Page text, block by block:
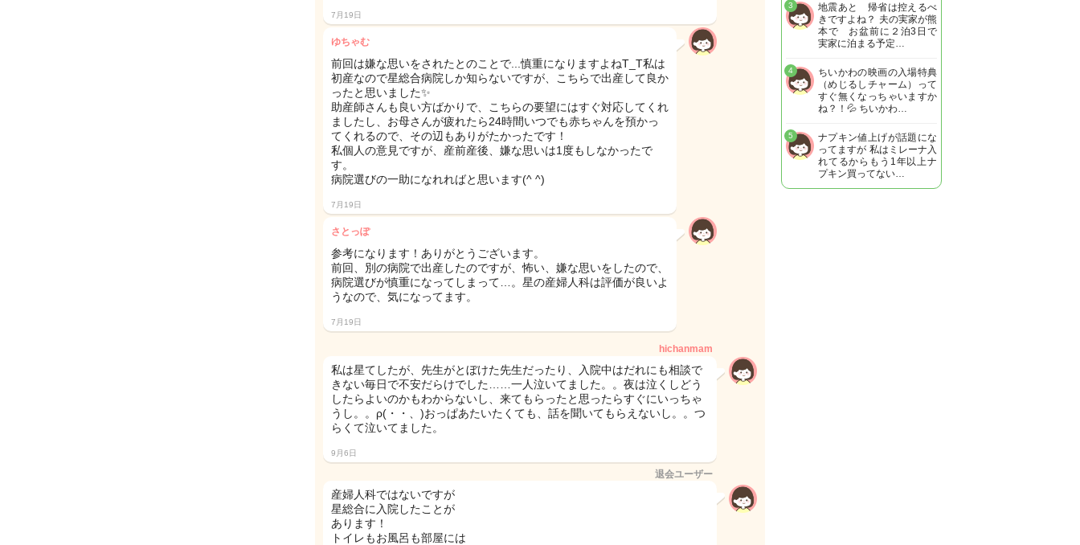
7月19日
ゆちゃむ
前回は嫌な思いをされたとのことで...慎重になりますよねT_T私は
初産なので星総合病院しか知らないですが、こちらで出産して良か
ったと思いました✨
助産師さんも良い方ばかりで、こちらの要望にはすぐ対応してくれ
ましたし、お母さんが疲れたら24時間いつでも赤ちゃんを預かっ
てくれるので、その辺もありがたかったです！
私個人の意見ですが、産前産後、嫌な思いは1度もしなかったで
す。
病院選びの一助になれればと思います(^ ^)
7月19日
さとっぽ
参考になります！ありがとうございます。
前回、別の病院で出産したのですが、怖い、嫌な思いをしたので、
病院選びが慎重になってしまって…。星の産婦人科は評価が良いよ
うなので、気になってます。
7月19日
hichanmam
私は星てしたが、先生がとぼけた先生だったり、入院中はだれにも相談で
きない毎日で不安だらけでした……一人泣いてました。。夜は泣くしどう
したらよいのかもわからないし、来てもらったと思ったらすぐにいっちゃ
うし。。ρ(・・、)おっぱあたいたくても、話を聞いてもらえないし。。つ
らくて泣いてました。
9月6日
退会ユーザー
産婦人科ではないですが
星総合に入院したことが
あります！
トイレもお風呂も部屋には
地震あと 帰省は控えるべ
きですよね？ 夫の実家が熊
本で お盆前に２泊3日で
実家に泊まる予定…
3
ちいかわの映画の入場特典
（めじるしチャーム）って
すぐ無くなっちゃいますか
ね？！💦 ちいかわ…
4
ナプキン値上げが話題にな
ってますが 私はミレーナ入
れてるからもう1年以上ナ
プキン買ってない…
5